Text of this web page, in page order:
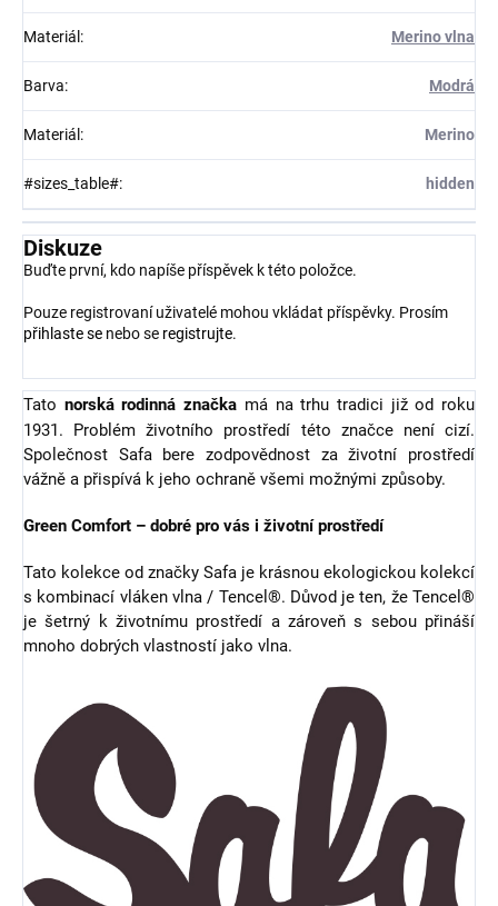
Materiál : Merino vlna
Barva: Modrá
Materiál : Merino
#sizes_table#: hidden
Diskuze
Buďte první, kdo napíše příspěvek k této položce.
Pouze registrovaní uživatelé mohou vkládat příspěvky. Prosím
přihlaste se nebo se registrujte.
Tato norská rodinná značka má na trhu tradici již od roku
1931. Problém životního prostředí této značce není cizí.
Společnost Safa bere zodpovědnost za životní prostředí
vážně a přispívá k jeho ochraně všemi možnými způsoby.
Green Comfort – dobré pro vás i životní prostředí
Tato kolekce od značky Safa je krásnou ekologickou kolekcí
s kombinací vláken vlna / Tencel®. Důvod je ten, že Tencel®
je šetrný k životnímu prostředí a zároveň s sebou přináší
mnoho dobrých vlastností jako vlna.